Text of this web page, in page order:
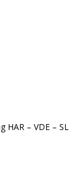
HAR – VDE – SL